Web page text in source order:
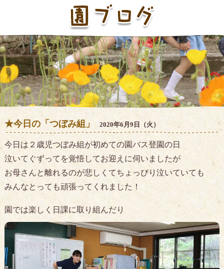
★今日の「つぼみ組」 2020年6月9日（火）
今日は２歳児つぼみ組が初めての園バス登園の日
泣いてぐずってを覚悟してお迎えに伺いましたが
お母さんと離れるのが悲しくてちょっぴり泣いていても
みんなとっても頑張ってくれました！
園では楽しく日課に取り組んだり